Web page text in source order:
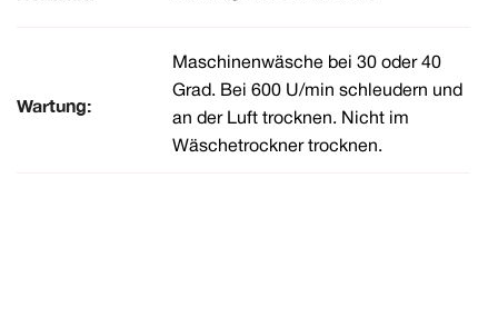
Wartung:
Maschinenwäsche bei 30 oder 40
Grad. Bei 600 U/min schleudern und
an der Luft trocknen. Nicht im
Wäschetrockner trocknen.